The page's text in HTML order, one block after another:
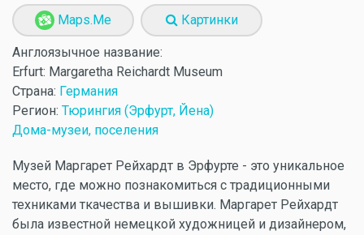
Maps.Me Картинки
Англоязычное название:
Erfurt: Margaretha Reichardt Museum
Страна: Германия
Регион: Тюрингия (Эрфурт, Йена)
Дома-музеи, поселения
Музей Маргарет Рейхардт в Эрфурте - это уникальное
место, где можно познакомиться с традиционными
техниками ткачества и вышивки. Маргарет Рейхардт
была известной немецкой художницей и дизайнером,